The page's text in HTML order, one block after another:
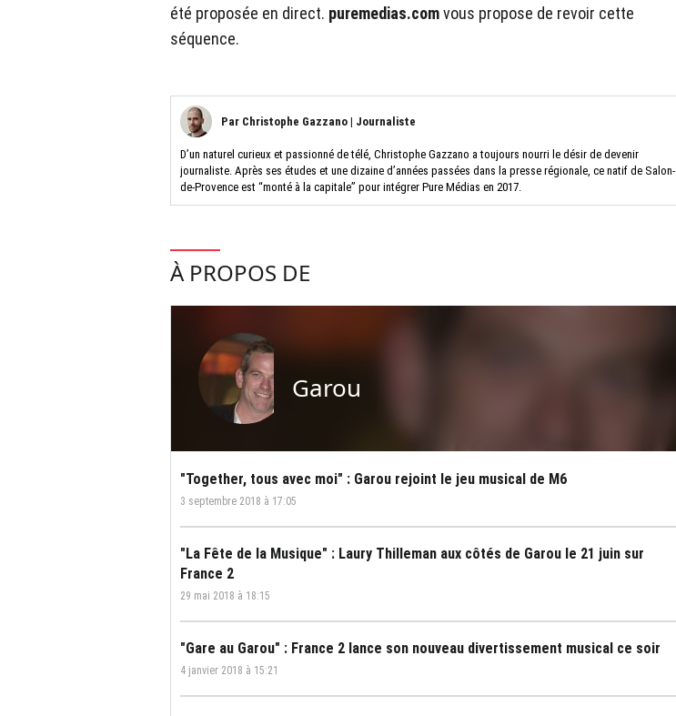
été proposée en direct. puremedias.comvous propose de revoir cette
séquence.
Par Christophe Gazzano | Journaliste
D’un naturel curieux et passionné de télé, Christophe Gazzano a toujours nourri le désir de devenir
journaliste. Après ses études et une dizaine d’années passées dans la presse régionale, ce natif de Salon-
de-Provence est “monté à la capitale” pour intégrer Pure Médias en 2017.
À PROPOS DE
Garou
"Together, tous avec moi" : Garou rejoint le jeu musical de M6
3 septembre 2018 à 17:05
"La Fête de la Musique" : Laury Thilleman aux côtés de Garou le 21 juin sur
France 2
29 mai 2018 à 18:15
"Gare au Garou" : France 2 lance son nouveau divertissement musical ce soir
4 janvier 2018 à 15:21